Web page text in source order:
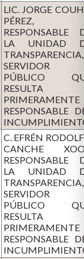
LIC. JORGE
PÉREZ,
RESPONSABLE
LA UNIDAD
TRANSPARENCIA,
SERVIDOR
PÚBLICO
RESULTA
PRIMERAMENTE
RESPONSABLE
C. EFRÉN
CANCHE
RESPONSABLE
LA UNIDAD
TRANSPARENCIA,
SERVIDOR
PÚBLICO
RESULTA
PRIMERAMENTE
RESPONSABLE